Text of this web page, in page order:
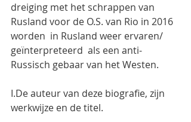
dreiging met het schrappen van
Rusland voor de O.S. van Rio in 2016
worden  in Rusland weer ervaren/
geïnterpreteerd  als een anti-
Russisch gebaar van het Westen.
I.De auteur van deze biografie, zijn
werkwijze en de titel.